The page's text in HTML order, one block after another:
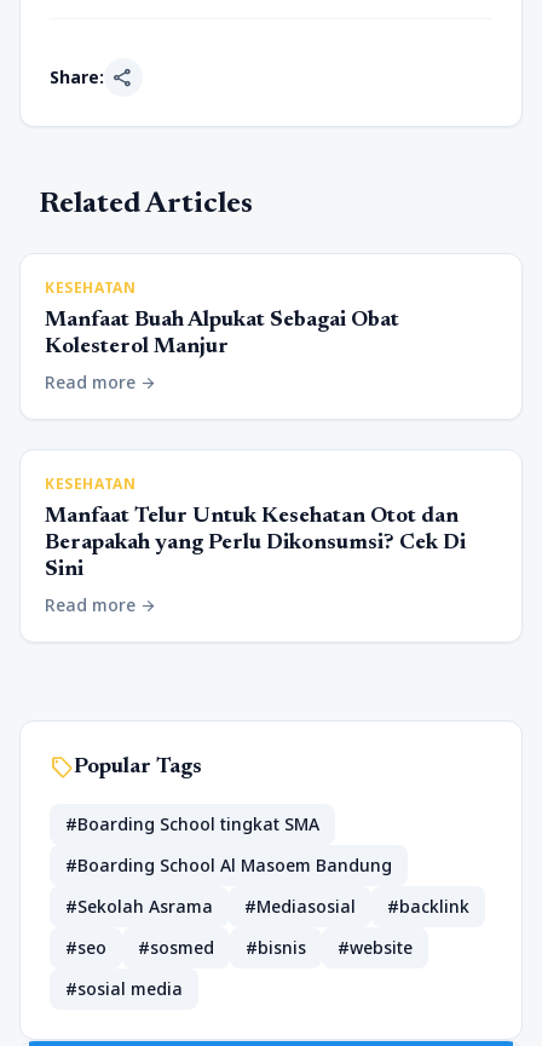
Share: share
Related Articles
KESEHATAN
Manfaat Buah Alpukat Sebagai Obat
Kolesterol Manjur
Read more arrow_forward
KESEHATAN
Manfaat Telur Untuk Kesehatan Otot dan
Berapakah yang Perlu Dikonsumsi? Cek Di
Sini
Read more arrow_forward
sellPopular Tags
#Boarding School tingkat SMA
#Boarding School Al Masoem Bandung
#Sekolah Asrama
#Mediasosial
#backlink
#seo
#sosmed #bisnis
#website
#sosial media